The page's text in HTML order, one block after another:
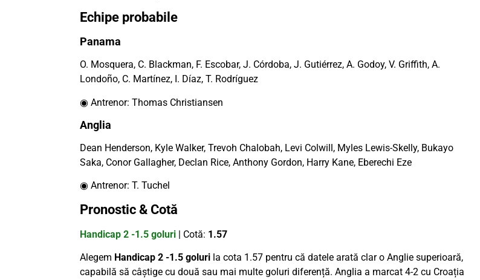
Echipe probabile
Panama
O. Mosquera, C. Blackman, F. Escobar, J. Córdoba, J. Gutiérrez, A. Godoy, V. Griffith, A.
Londoño, C. Martínez, I. Díaz, T. Rodríguez
◉ Antrenor: Thomas Christiansen
Anglia
Dean Henderson, Kyle Walker, Trevoh Chalobah, Levi Colwill, Myles Lewis-Skelly, Bukayo
Saka, Conor Gallagher, Declan Rice, Anthony Gordon, Harry Kane, Eberechi Eze
◉ Antrenor: T. Tuchel
Pronostic & Cotă
Handicap 2 -1.5 goluri | Cotă: 1.57
Alegem Handicap 2 -1.5 goluri la cota 1.57 pentru că datele arată clar o Anglie superioară,
capabilă să câștige cu două sau mai multe goluri diferență. Anglia a marcat 4-2 cu Croația